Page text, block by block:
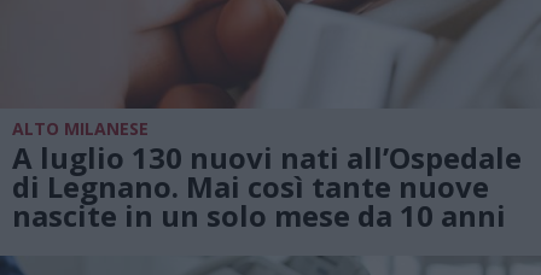
ALTO MILANESE
A luglio 130 nuovi nati all’Ospedale
di Legnano. Mai così tante nuove
nascite in un solo mese da 10 anni